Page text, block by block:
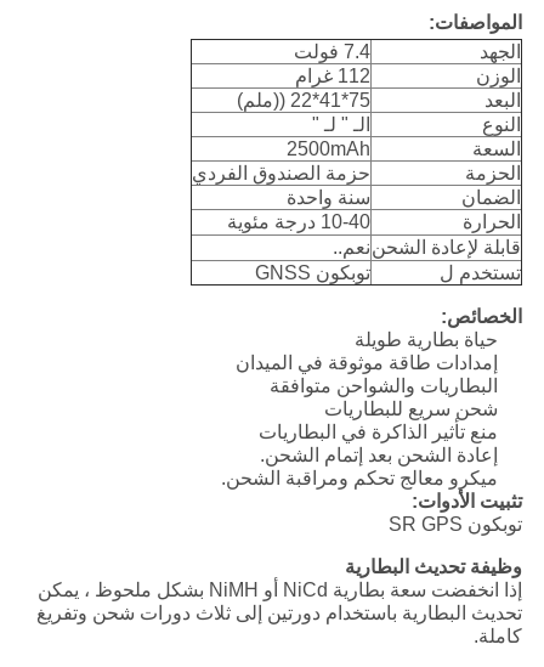
المواصفات:
الجهد
7.4 فولت
الوزن
112 غرام
البعد
75*41*22 ((ملم)
النوع
الـ " لـ "
السعة
2500mAh
الحزمة
حزمة الصندوق الفردي
الضمان
سنة واحدة
الحرارة
10-40 درجة مئوية
قابلة لإعادة الشحننعم..
تستخدم ل
توبكون GNSS
الخصائص:
حياة بطارية طويلة
إمدادات طاقة موثوقة في الميدان
البطاريات والشواحن متوافقة
شحن سريع للبطاريات
منع تأثير الذاكرة في البطاريات
إعادة الشحن بعد إتمام الشحن.
ميكرو معالج تحكم ومراقبة الشحن.
تثبيت الأدوات:
توبكون SR GPS
وظيفة تحديث البطارية
إذا انخفضت سعة بطارية NiCd أو NiMH بشكل ملحوظ ، يمكن
تحديث البطارية باستخدام دورتين إلى ثلاث دورات شحن وتفريغ
كاملة.